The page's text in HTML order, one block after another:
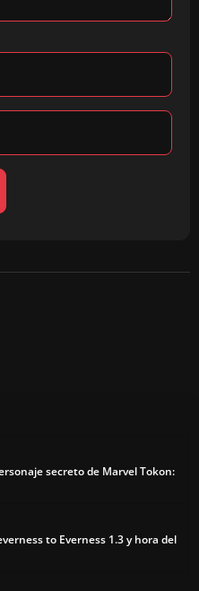
secreto de Marvel Tokon:
to Everness 1.3 y hora del